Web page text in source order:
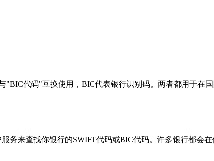
代码"互换使用，BIC代表银行识别码。两者都用于在国
务来查找你银行的SWIFT代码或BIC代码。许多银行都会